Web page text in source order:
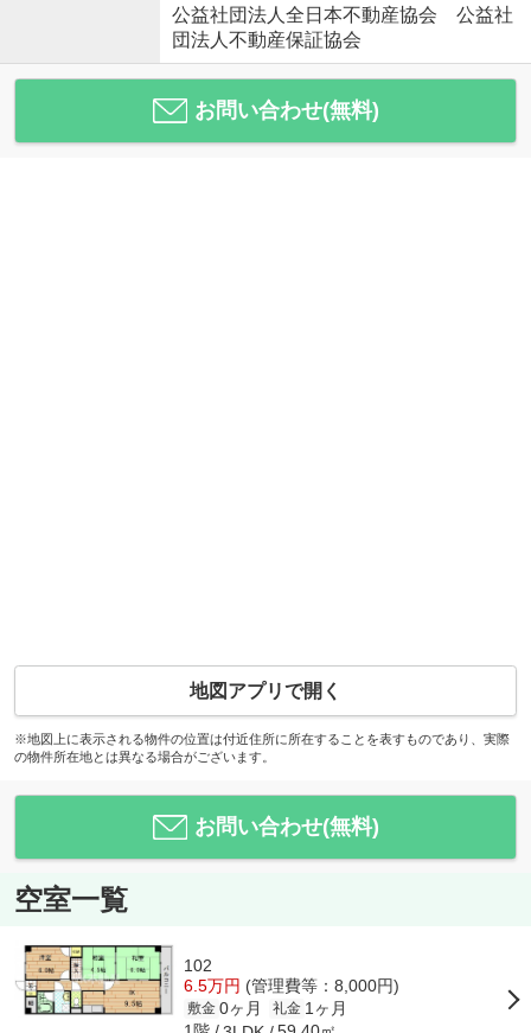
公益社団法人全日本不動産協会 公益社
団法人不動産保証協会
お問い合わせ(無料)
地図アプリで開く
※地図上に表示される物件の位置は付近住所に所在することを表すものであり、実際
の物件所在地とは異なる場合がございます。
お問い合わせ(無料)
空室一覧
102
6.5万円 (管理費等：8,000円)
敷金 0ヶ月 礼金 1ヶ月